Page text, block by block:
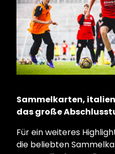
Sammelkarten,
das große
Für ein weiteres
die beliebten